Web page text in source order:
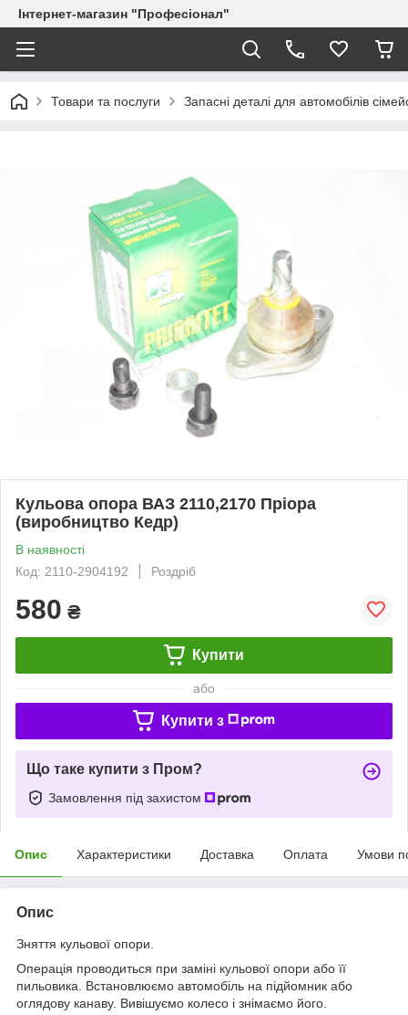
Інтернет-магазин "Професіонал"
Товари та послуги Запасні деталі для автомобілів
Кульова опора ВАЗ 2110,2170 Пріора
(виробництво Кедр)
В наявності
Код: 2110-2904192
Роздріб
580 ₴
Купити
або
Купити з
Що таке купити з Пром?
Замовлення під захистом
Опис Характеристики Доставка Оплата Умови
Опис
Зняття кульової опори.
Операція проводиться при заміні кульової опори або її
пильовика. Встановлюємо автомобіль на підйомник або
оглядову канаву. Вивішуємо колесо і знімаємо його.